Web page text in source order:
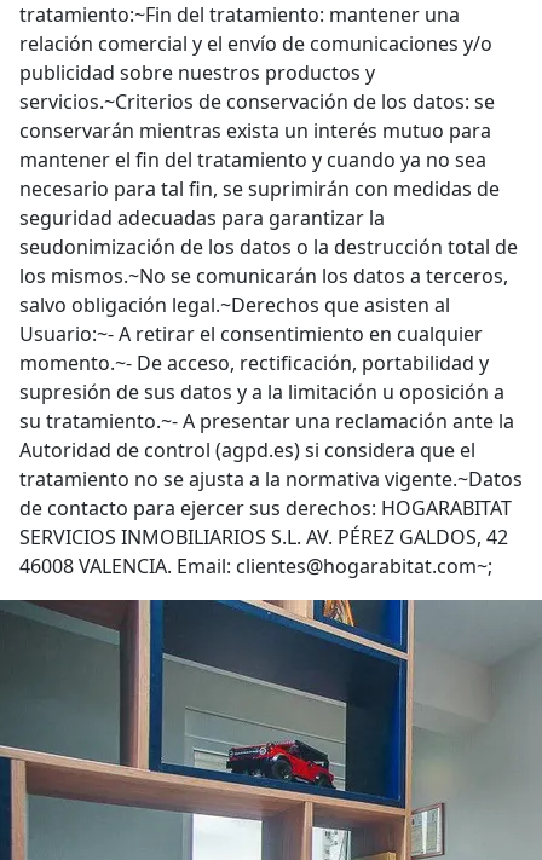
tratamiento:~Fin del tratamiento: mantener una
relación comercial y el envío de comunicaciones y/o
publicidad sobre nuestros productos y
servicios.~Criterios de conservación de los datos: se
conservarán mientras exista un interés mutuo para
mantener el fin del tratamiento y cuando ya no sea
necesario para tal fin, se suprimirán con medidas de
seguridad adecuadas para garantizar la
seudonimización de los datos o la destrucción total de
los mismos.~No se comunicarán los datos a terceros,
salvo obligación legal.~Derechos que asisten al
Usuario:~- A retirar el consentimiento en cualquier
momento.~- De acceso, rectificación, portabilidad y
supresión de sus datos y a la limitación u oposición a
su tratamiento.~- A presentar una reclamación ante la
Autoridad de control (agpd.es) si considera que el
tratamiento no se ajusta a la normativa vigente.~Datos
de contacto para ejercer sus derechos: HOGARABITAT
SERVICIOS INMOBILIARIOS S.L. AV. PÉREZ GALDOS, 42
46008 VALENCIA. Email: clientes@hogarabitat.com~;